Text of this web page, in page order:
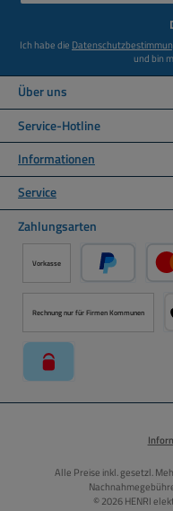
Ich habe die
und bin
Über uns
Service-Hotline
Informationen
Service
Zahlungsarten
Vorkasse
PayPal
Rechnung nur für Firmen Kommunen
Alle Preise inkl. gesetzl.
© 2026 HENRI